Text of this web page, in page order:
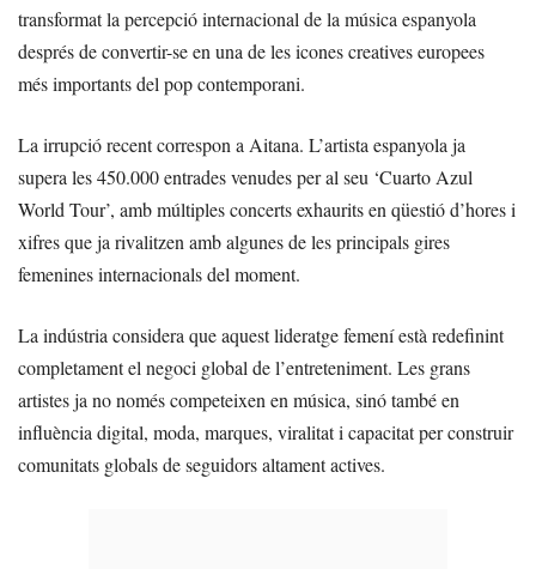
transformat la percepció internacional de la música espanyola
després de convertir-se en una de les icones creatives europees
més importants del pop contemporani.
La irrupció recent correspon a Aitana. L’artista espanyola ja
supera les 450.000 entrades venudes per al seu ‘Cuarto Azul
World Tour’, amb múltiples concerts exhaurits en qüestió d’hores i
xifres que ja rivalitzen amb algunes de les principals gires
femenines internacionals del moment.
La indústria considera que aquest lideratge femení està redefinint
completament el negoci global de l’entreteniment. Les grans
artistes ja no només competeixen en música, sinó també en
influència digital, moda, marques, viralitat i capacitat per construir
comunitats globals de seguidors altament actives.